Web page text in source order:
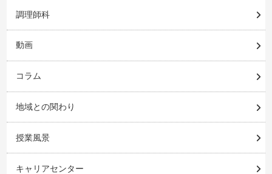
調理師科
動画
コラム
地域との関わり
授業風景
キャリアセンター